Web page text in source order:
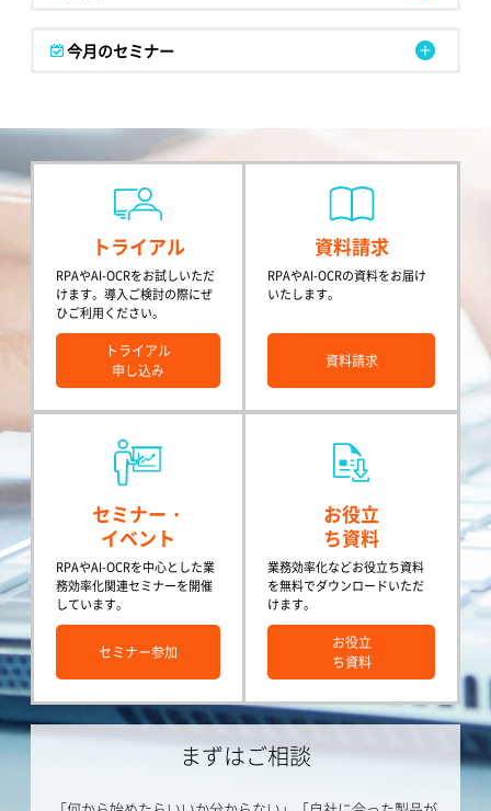
今月のセミナー
トライアル
RPAやAI-OCRをお試しいただ
けます。導入ご検討の際にぜ
ひご利用ください。
トライアル
申し込み
資料請求
RPAやAI-OCRの資料をお届け
いたします。
資料請求
セミナー・
イベント
RPAやAI-OCRを中心とした業
務効率化関連セミナーを開催
しています。
セミナー参加
お役立
ち資料
業務効率化などお役立ち資料
を無料でダウンロードいただ
けます。
お役立
ち資料
まずはご相談